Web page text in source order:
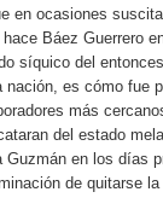
en ocasiones
Báez Guerrero
síquico del entonces
nación, es cómo fue
más
del estado
Guzmán en los días
de quitarse la